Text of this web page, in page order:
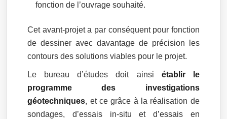
fonction de l’ouvrage souhaité.
Cet avant-projet a par conséquent pour fonction
de dessiner avec davantage de précision les
contours des solutions viables pour le projet.
Le bureau d’études doit ainsi établir le
programme des investigations
géotechniques, et ce grâce à la réalisation de
sondages, d’essais in-situ et d’essais en